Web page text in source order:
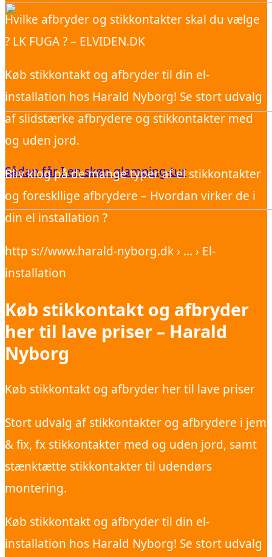
Sådan får I en skøn glamping-tur
Hvilke afbryder og stikkontakter skal du vælge
? LK FUGA ? – ELVIDEN.DK
Køb stikkontakt og afbryder til din el-
installation hos Harald Nyborg! Se stort udvalg
af slidstærke afbrydere og stikkontakter med
og uden jord.
Bliv klog på de mange typer af el stikkontakter
og foreskllige afbrydere – Hvordan virker de i
din el installation ?
http s://www.harald-nyborg.dk › … › El-
installation
Køb stikkontakt og afbryder
her til lave priser – Harald
Nyborg
Køb stikkontakt og afbryder her til lave priser
Stort udvalg af stikkontakter og afbrydere i jem
& fix, fx stikkontakter med og uden jord, samt
stænktætte stikkontakter til udendørs
montering.
Køb stikkontakt og afbryder til din el-
installation hos Harald Nyborg! Se stort udvalg